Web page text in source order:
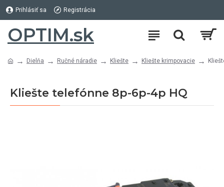
Prihlásiť sa Registrácia
OPTIM.sk
Dielňa Ručné náradie Kliešte Kliešte krimpovacie
Kliešte telefónne 8p-6p-4p HQ